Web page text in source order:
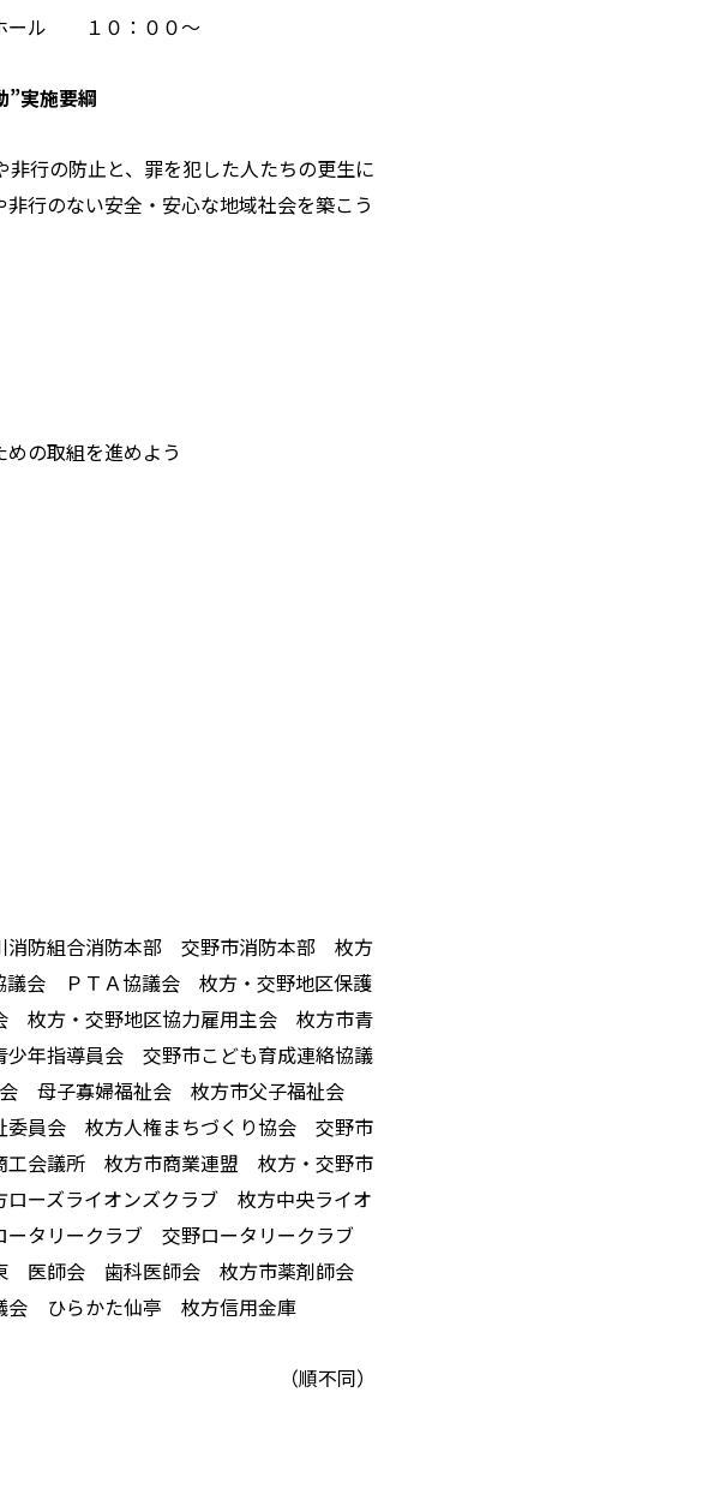
ール １０：００～
”実施要綱
の防止と、罪を犯した人たちの更生に
行のない安全・安心な地域社会を築こう
取組を進めよう
防組合消防本部 交野市消防本部 枚方
議会 ＰＴＡ協議会 枚方・交野地区保護
枚方・交野地区協力雇用主会 枚方市青
年指導員会 交野市こども育成連絡協議
母子寡婦福祉会 枚方市父子福祉会
委員会 枚方人権まちづくり協会 交野市
会議所 枚方市商業連盟 枚方・交野市
ーズライオンズクラブ 枚方中央ライオ
タリークラブ 交野ロータリークラブ
医師会 歯科医師会 枚方市薬剤師会
会 ひらかた仙亭 枚方信用金庫
（順不同）